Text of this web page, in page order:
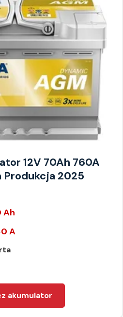
12V 70Ah 760A
Produkcja 2025
Ah
A
akumulator